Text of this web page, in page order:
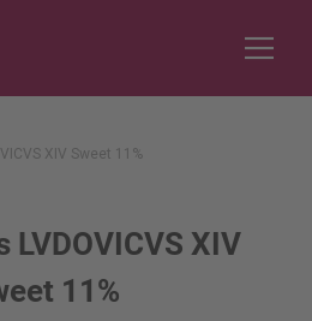
XIV Sweet 11%
LVDOVICVS XIV
11%